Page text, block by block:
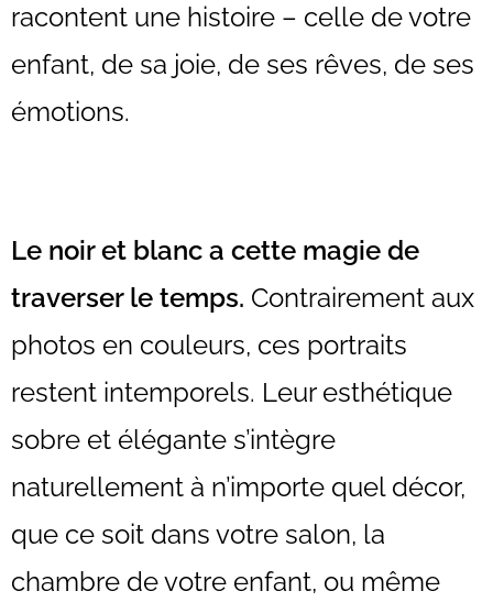
racontent une histoire – celle de votre
enfant, de sa joie, de ses rêves, de ses
émotions.
Le noir et blanc a cette magie de
traverser le temps. Contrairement aux
photos en couleurs, ces portraits
restent intemporels. Leur esthétique
sobre et élégante s’intègre
naturellement à n’importe quel décor,
que ce soit dans votre salon, la
chambre de votre enfant, ou même